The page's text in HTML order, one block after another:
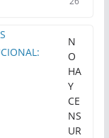
N
O
HA
Y
CE
NS
UR